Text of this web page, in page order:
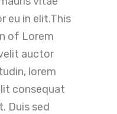
eu in elit.This
of Lorem
auctor
lorem
consequat
Duis sed